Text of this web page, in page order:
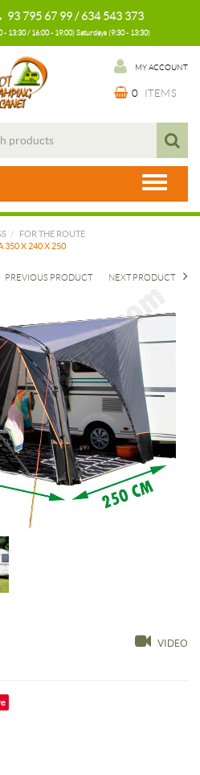
93 795 67 99 / 634 543 373
- 13:30 / 16:00 - 19:00) Saturdays (9:30 - 13:30)
MY ACCOUNT
0 ITEMS
FOR THE ROUTE
350 X 240 X 250
NEXT PRODUCT
PREVIOUS PRODUCT
VIDEO